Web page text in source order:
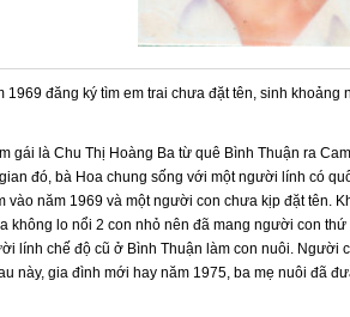
đăng ký tìm em trai chưa đặt tên, sinh khoảng
gái là Chu Thị Hoàng Ba từ quê Bình Thuận ra
đó, bà Hoa chung sống với một người lính có
vào năm 1969 và một người con chưa kịp đặt tên.
không lo nổi 2 con nhỏ nên đã mang người con thứ
lính chế độ cũ ở Bình Thuận làm con nuôi. Người
này, gia đình mới hay năm 1975, ba mẹ nuôi đã